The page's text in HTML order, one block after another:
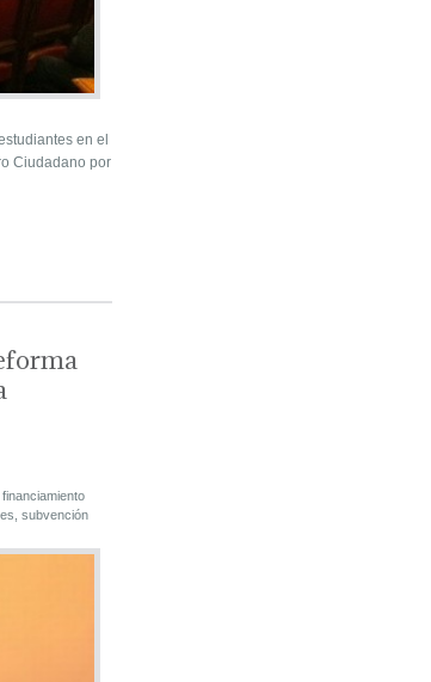
en el
Ciudadano por
financiamiento
subvención